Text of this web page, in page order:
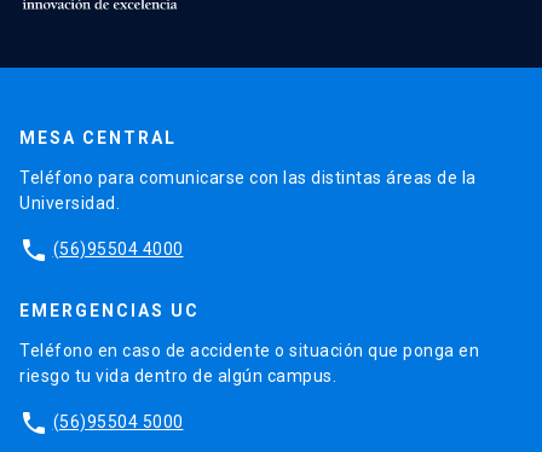
MESA CENTRAL
Teléfono para comunicarse con las distintas áreas de la
Universidad.
phone (56)95504 4000
EMERGENCIAS UC
Teléfono en caso de accidente o situación que ponga en
riesgo tu vida dentro de algún campus.
phone (56)95504 5000